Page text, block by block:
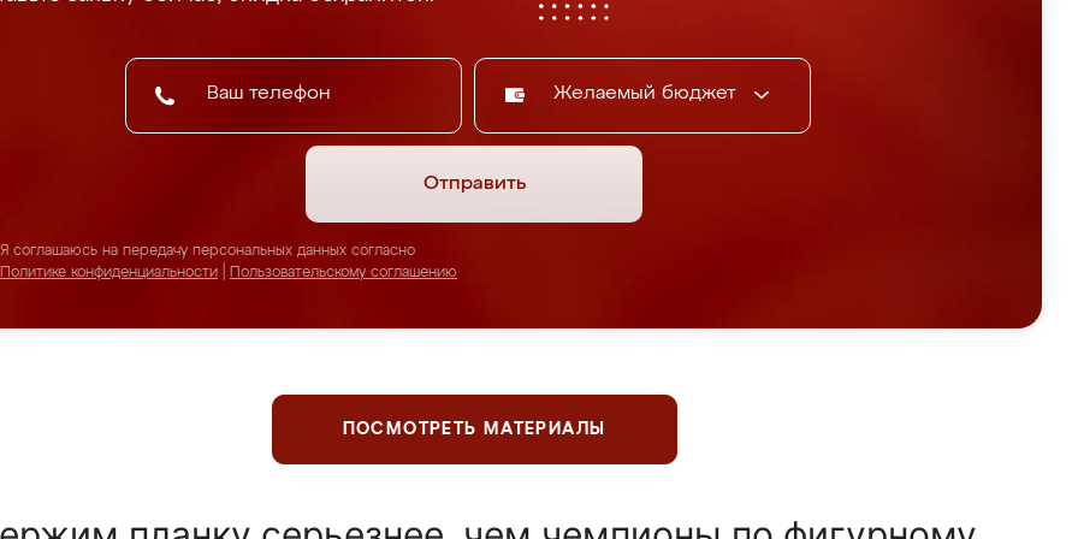
Желаемый бюджет
Отправить
Я соглашаюсь на передачу персональных данных согласно
Политике конфиденциальности
Пользовательскому соглашению
ПОСМОТРЕТЬ МАТЕРИАЛЫ